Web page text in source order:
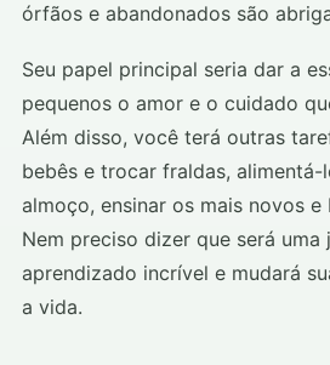
órfãos e abandonados são
Seu papel principal seria dar a
pequenos o amor e o cuidado
Além disso, você terá outras
bebês e trocar fraldas, alimentá-
almoço, ensinar os mais novos e
Nem preciso dizer que será uma
aprendizado incrível e mudará
a vida.